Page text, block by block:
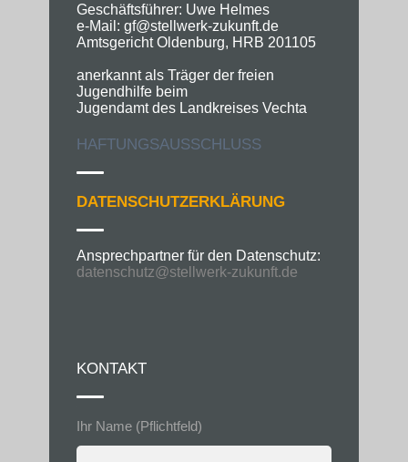
Geschäftsführer: Uwe Helmes
e-Mail: gf@stellwerk-zukunft.de
Amtsgericht Oldenburg, HRB 201105
anerkannt als Träger der freien
Jugendhilfe beim
Jugendamt des Landkreises Vechta
HAFTUNGSAUSSCHLUSS
DATENSCHUTZERKLÄRUNG
Ansprechpartner für den Datenschutz:
datenschutz@stellwerk-zukunft.de
KONTAKT
Ihr Name (Pflichtfeld)